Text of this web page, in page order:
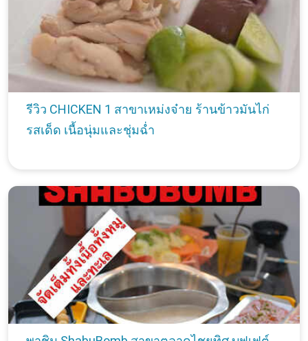
รีวิว CHICKEN 1 สาขาเหม่งจ๋าย ร้านข้าวมันไก่
รสเด็ด เนื้อนุ่มและชุ่มฉ่ำ